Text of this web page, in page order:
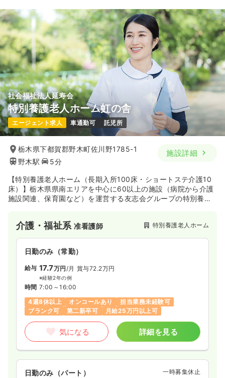
給与 万円/月 賞与82.5万円
※経験2年の例
時間
8:00～17:00
4週8休以上
ブランク可 第二新卒可
気になる 詳細を見る
外来准看護師 一般病院
日勤のみ（常勤） 一時募集休止
給与 17.7万円/月 賞与82.5万円
※経験2年の例
時間 8:30～17:30
4週8休以上
ブランク可 第二新卒可
気になる 詳細を見る
日勤のみ（パート） 一時募集休止
給与 時給1,263円
時間 8:30～17:30 （休憩60分）
ブランク可
第二新卒可
気になる 詳細を見る
社会福祉法人延寿会
特別養護老人ホーム虹の舎
エージェント求人 車通勤可 託児所
栃木県下都賀郡野木町佐川野1785-1
野木駅
5分
施設詳細
【特別養護老人ホーム（長期入所100床・ショートステ介護10
床）】栃木県県南エリアを中心に60以上の施設（病院から介護
施設関連、保育園など）を運営する友志会グループの特別養護
介護・福祉系准看護師 特別養護老人ホーム
日勤のみ（常勤）
給与 17.7万円 /月 賞与72.2万円
※経験2年の例
時間 7:00～16:00
4週8休以上
オンコールあり
担当業務未経験可
ブランク可
第二新卒可 月給25万円以上可
気になる 詳細を見る
日勤のみ（パート） 一時募集休止